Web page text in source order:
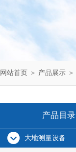
网站首页 ＞ 产品展示 ＞
产品目录
大地测量设备